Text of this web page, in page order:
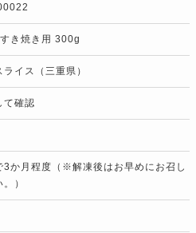
き焼き用 300g
イス（三重県）
て確認
3か月程度（※解凍後はお早めにお召し
）